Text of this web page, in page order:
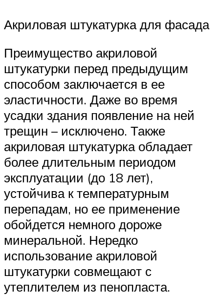
Акриловая штукатурка для фасада
Преимущество акриловой
штукатурки перед предыдущим
способом заключается в ее
эластичности. Даже во время
усадки здания появление на ней
трещин – исключено. Также
акриловая штукатурка обладает
более длительным периодом
эксплуатации (до 18 лет),
устойчива к температурным
перепадам, но ее применение
обойдется немного дороже
минеральной. Нередко
использование акриловой
штукатурки совмещают с
утеплителем из пенопласта.